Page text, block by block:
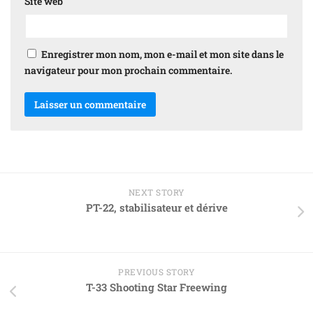
Enregistrer mon nom, mon e-mail et mon site dans le
navigateur pour mon prochain commentaire.
NEXT STORY
PT-22, stabilisateur et dérive
PREVIOUS STORY
T-33 Shooting Star Freewing